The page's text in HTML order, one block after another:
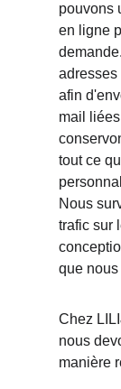
pouvons
en ligne
adresses
afin
mail
tout ce
Nous
trafic sur
que
Chez
nous
manière